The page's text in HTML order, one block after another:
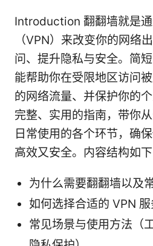
Introduction 翻翻墙就是
（VPN）来改变你的网络
问、提升隐私与安全。简
能帮助你在受限地区访问
的网络流量、并保护你的
完整、实用的指南，带你
日常使用的各个环节，确
高效又安全。内容结构如下
为什么需要翻翻墙以及
如何选择合适的 VPN 服
常见场景与使用方法（